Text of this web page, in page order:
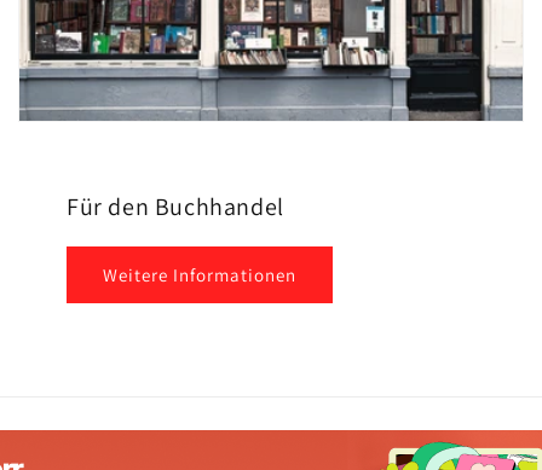
Für den Buchhandel
Weitere Informationen